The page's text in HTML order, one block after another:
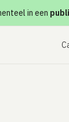
in een